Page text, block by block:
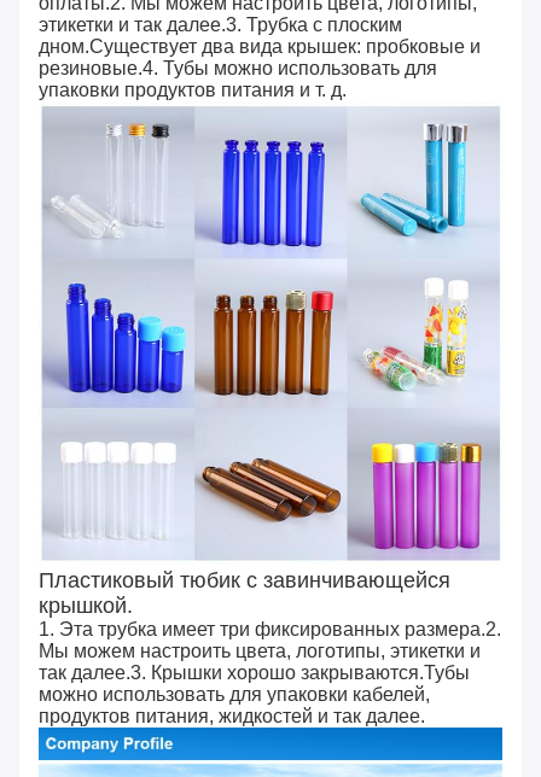
этикетки и так далее.3. Трубка с плоским
дном.Существует два вида крышек: пробковые и
резиновые.4. Тубы можно использовать для
упаковки продуктов питания и т. д.
Пластиковый тюбик с завинчивающейся
крышкой.
1. Эта трубка имеет три фиксированных размера.2.
Мы можем настроить цвета, логотипы, этикетки и
так далее.3. Крышки хорошо закрываются.Тубы
можно использовать для упаковки кабелей,
продуктов питания, жидкостей и так далее.